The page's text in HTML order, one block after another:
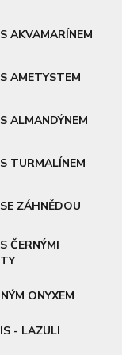
AKVAMARÍNEM
AMETYSTEM
ALMANDÝNEM
TURMALÍNEM
ZÁHNĚDOU
ČERNÝMI
ONYXEM
- LAZULI